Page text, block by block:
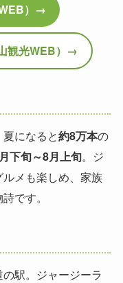
）→
観光WEB）→
になると約8万本の
下旬～8月上旬。ジ
メも楽しめ、家族
です。
駅。ジャージーラ